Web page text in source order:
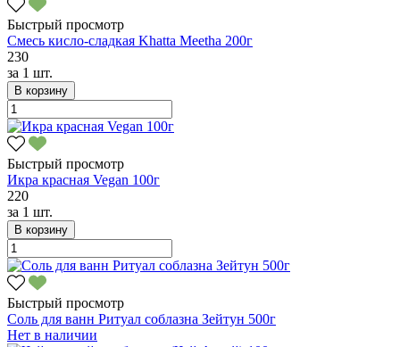
Быстрый просмотр
Смесь кисло-сладкая Khatta Meetha 200г
230
за 1 шт.
В корзину
Быстрый просмотр
Икра красная Vegan 100г
220
за 1 шт.
В корзину
Быстрый просмотр
Соль для ванн Ритуал соблазна Зейтун 500г
Нет в наличии